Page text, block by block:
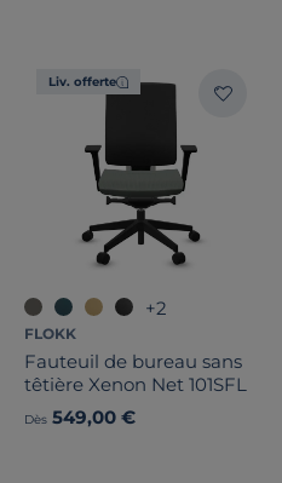
Liv. offerte
+2
FLOKK
Fauteuil de bureau sans
têtière Xenon Net 101SFL
Dès 549,00 €